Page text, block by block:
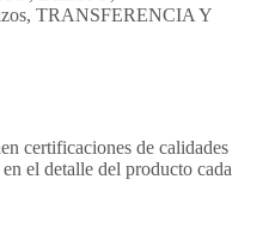
TRANSFERENCIA Y
certificaciones de calidades
el detalle del producto cada